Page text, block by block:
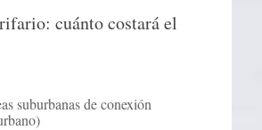
cuánto costará el
suburbanas de conexión